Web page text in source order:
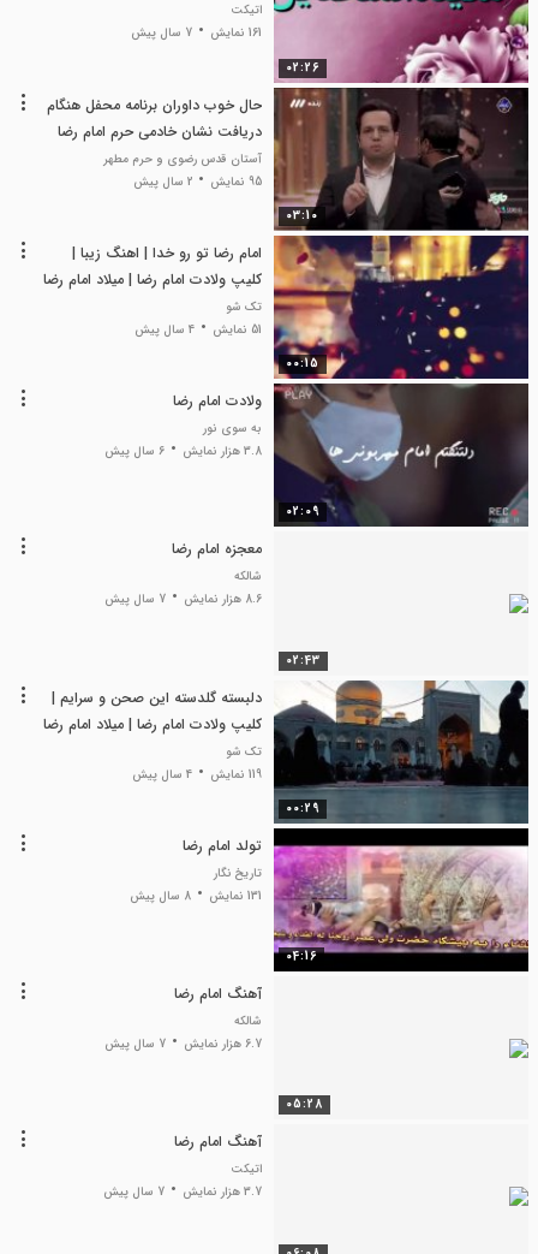
02:26
اتیکت
161 نمایش
7 سال پیش
03:10
حال خوب داوران برنامه محفل هنگام
دریافت نشان خادمی حرم امام رضا
علیه السلام
آستان قدس رضوی و حرم مطهر
95 نمایش
2 سال پیش
00:15
امام رضا تو رو خدا | اهنگ زیبا |
کلیپ ولادت امام رضا | میلاد امام رضا
تک شو
51 نمایش
4 سال پیش
02:09
ولادت امام رضا
به سوی نور
3.8 هزار نمایش
6 سال پیش
02:43
معجزه امام رضا
شالکه
8.6 هزار نمایش
7 سال پیش
00:29
دلبسته گلدسته این صحن و سرایم |
کلیپ ولادت امام رضا | میلاد امام رضا
تک شو
119 نمایش
4 سال پیش
04:16
تولد امام رضا
تاریخ نگار
131 نمایش
8 سال پیش
05:28
آهنگ امام رضا
شالکه
6.7 هزار نمایش
7 سال پیش
آهنگ امام رضا
اتیکت
3.7 هزار نمایش
7 سال پیش